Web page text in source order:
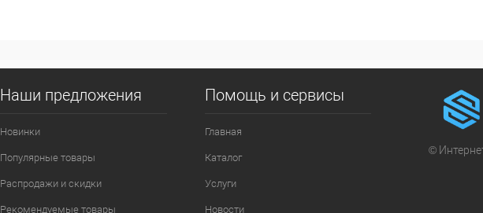
Наши предложения
Новинки
Популярные товары
Распродажи и скидки
Рекомендуемые товары
Помощь и сервисы
Главная
Каталог
Услуги
Новости
©